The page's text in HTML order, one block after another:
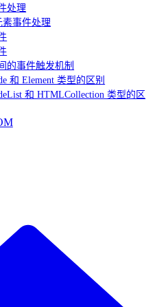
处理
事件处理
的事件触发机制
和 Element 类型的区别
和 HTMLCollection 类型的区